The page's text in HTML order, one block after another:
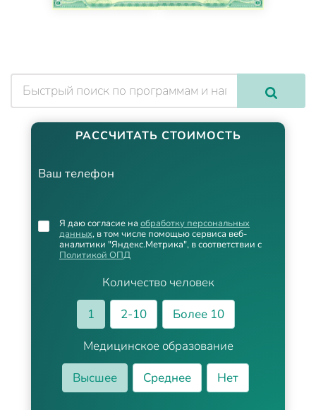
РАССЧИТАТЬ СТОИМОСТЬ
Ваш телефон
Количество человек
1
2-10
Более 10
Медицинское образование
Высшее
Среднее Нет
Я даю согласие на обработку персональных
данных, в том числе помощью сервиса веб-
аналитики "Яндекс.Метрика", в соответствии с
Политикой ОПД